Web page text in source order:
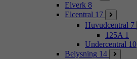
Elverk 8
Elcentral 17
Huvudcentral 7
125A 1
Undercentral 10
Belysning 14